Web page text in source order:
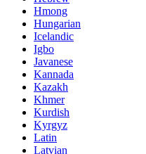
Hmong
Hungarian
Icelandic
Igbo
Javanese
Kannada
Kazakh
Khmer
Kurdish
Kyrgyz
Latin
Latvian